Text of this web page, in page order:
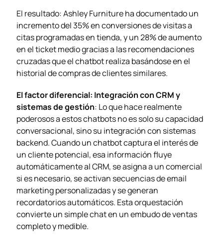
El resultado: Ashley Furniture ha documentado un
incremento del 35% en conversiones de visitas a
citas programadas en tienda, y un 28% de aumento
en el ticket medio gracias a las recomendaciones
cruzadas que el chatbot realiza basándose en el
historial de compras de clientes similares.
El factor diferencial: Integración con CRM y
sistemas de gestión: Lo que hace realmente
poderosos a estos chatbots no es solo su capacidad
conversacional, sino su integración con sistemas
backend. Cuando un chatbot captura el interés de
un cliente potencial, esa información fluye
automáticamente al CRM, se asigna a un comercial
si es necesario, se activan secuencias de email
marketing personalizadas y se generan
recordatorios automáticos. Esta orquestación
convierte un simple chat en un embudo de ventas
completo y medible.